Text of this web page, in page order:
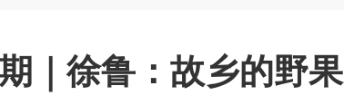
｜徐鲁：故乡的野果